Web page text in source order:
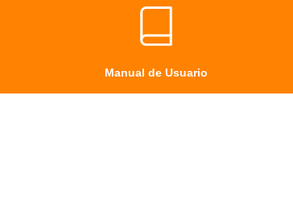
Manual de Usuario